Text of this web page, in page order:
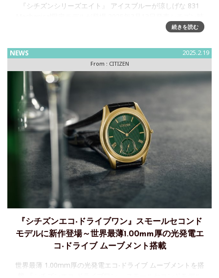
『シチズンシリーズエイト』 アイスブルーが涼しげな 831
計株式会社は、機能と実用性を 兼ね備えたモダン・スポーテ
続きを読む
NEWS 2025.2.19
From : CITIZEN
『シチズンエコ‧ドライブワン』スモールセコンド
モデルに新作登場～世界最薄1.00mm厚の光発電エ
コ‧ドライブ ムーブメント搭載
世界最薄 1.00mm厚の光発電エコ‧ドライブ ムーブメントを搭